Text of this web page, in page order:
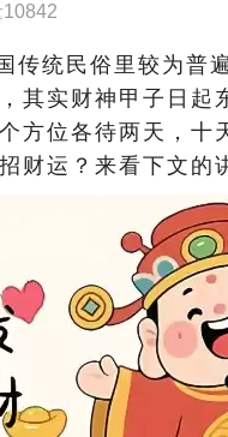
传统民俗里较为普
其实财神甲子日起
方位各待两天，十
财运？来看下文的